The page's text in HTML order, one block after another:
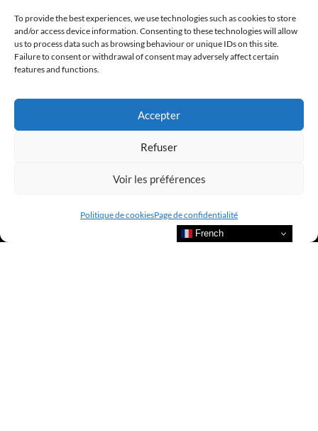
To provide the best experiences, we use technologies such as cookies to store
and/or access device information. Consenting to these technologies will allow
us to process data such as browsing behaviour or unique IDs on this site.
Failure to consent or withdrawal of consent may adversely affect certain
features and functions.
Accepter
Refuser
Voir les préférences
Politique de cookiesPage de confidentialité
@clubamilcar
LUXURY SELECTIONS BY CLUB AMILCAR
French